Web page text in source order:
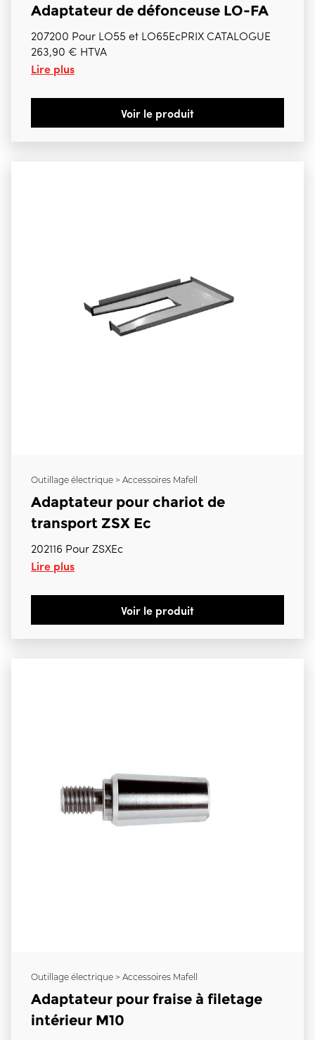
Adaptateur de défonceuse LO-FA
207200 Pour LO55 et LO65EcPRIX CATALOGUE
263,90 € HTVA
Lire plus
Voir le produit
Outillage électrique > Accessoires Mafell
Adaptateur pour chariot de
transport ZSX Ec
202116 Pour ZSXEc
Lire plus
Voir le produit
Outillage électrique > Accessoires Mafell
Adaptateur pour fraise à filetage
intérieur M10